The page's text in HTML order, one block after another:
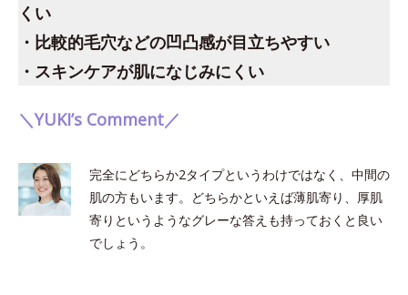
くい
・比較的毛穴などの凹凸感が目立ちやすい
・スキンケアが肌になじみにくい
＼YUKI’s Comment／
完全にどちらか2タイプというわけではなく、中間の
肌の方もいます。どちらかといえば薄肌寄り、厚肌
寄りというようなグレーな答えも持っておくと良い
でしょう。